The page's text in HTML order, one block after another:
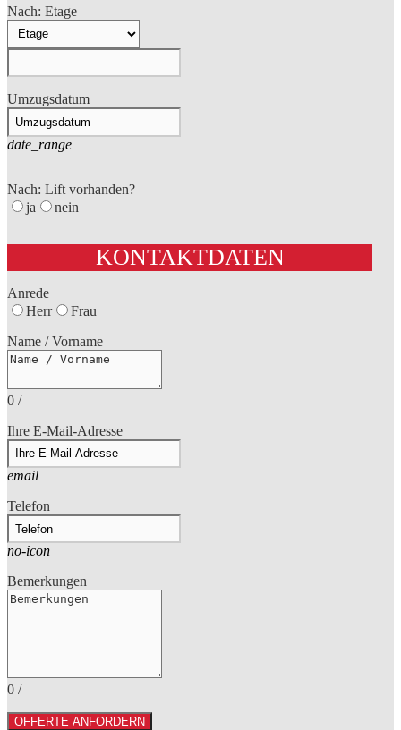
Nach: Etage
Umzugsdatum
date_range
Nach: Lift vorhanden?
ja
nein
KONTAKTDATEN
Anrede
Herr
Frau
Name / Vorname
0 /
Ihre E-Mail-Adresse
email
Telefon
no-icon
Bemerkungen
0 /
OFFERTE ANFORDERN